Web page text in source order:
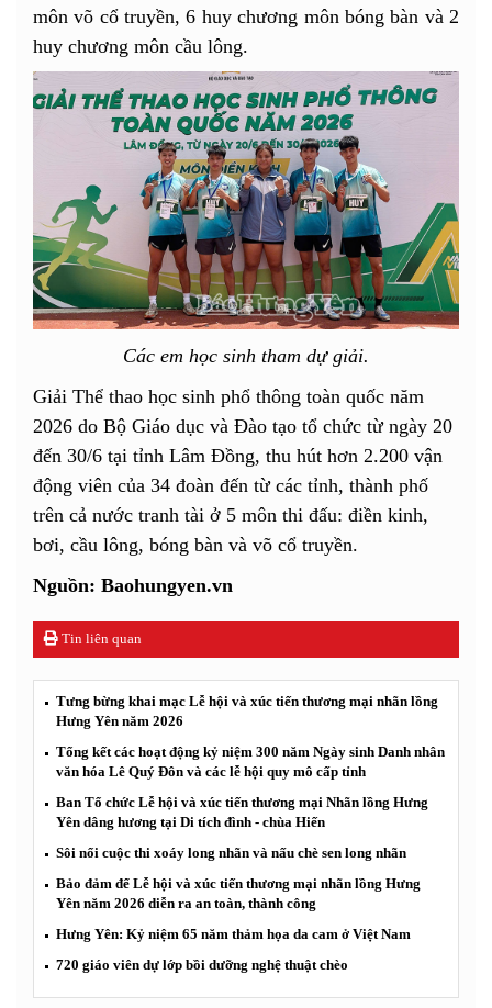
môn võ cổ truyền, 6 huy chương môn bóng bàn và 2
huy chương môn cầu lông.
Các em học sinh tham dự giải.
Giải Thể thao học sinh phổ thông toàn quốc năm
2026 do Bộ Giáo dục và Đào tạo tổ chức từ ngày 20
đến 30/6 tại tỉnh Lâm Đồng, thu hút hơn 2.200 vận
động viên của 34 đoàn đến từ các tỉnh, thành phố
trên cả nước tranh tài ở 5 môn thi đấu: điền kinh,
bơi, cầu lông, bóng bàn và võ cổ truyền.
Nguồn: Baohungyen.vn
Tin liên quan
Tưng bừng khai mạc Lễ hội và xúc tiến thương mại nhãn lồng
Hưng Yên năm 2026
Tổng kết các hoạt động kỷ niệm 300 năm Ngày sinh Danh nhân
văn hóa Lê Quý Đôn và các lễ hội quy mô cấp tỉnh
Ban Tổ chức Lễ hội và xúc tiến thương mại Nhãn lồng Hưng
Yên dâng hương tại Di tích đình - chùa Hiến
Sôi nổi cuộc thi xoáy long nhãn và nấu chè sen long nhãn
Bảo đảm để Lễ hội và xúc tiến thương mại nhãn lồng Hưng
Yên năm 2026 diễn ra an toàn, thành công
Hưng Yên: Kỷ niệm 65 năm thảm họa da cam ở Việt Nam
720 giáo viên dự lớp bồi dưỡng nghệ thuật chèo